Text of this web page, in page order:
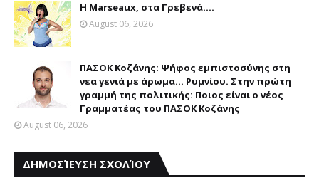
Η Marseaux, στα Γρεβενά….
August 06, 2026
ΠΑΣΟΚ Κοζάνης: Ψήφος εμπιστοσύνης στη
νεα γενιά με άρωμα... Ρυμνίου. Στην πρώτη
γραμμή της πολιτικής: Ποιος είναι ο νέος
Γραμματέας του ΠΑΣΟΚ Κοζάνης
August 06, 2026
ΔΗΜΟΣΊΕΥΣΗ ΣΧΟΛΊΟΥ